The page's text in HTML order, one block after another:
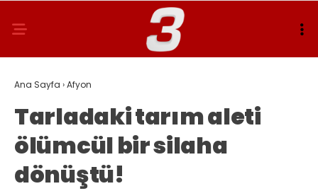
Ana Sayfa ›Afyon
Tarladaki tarım aleti
ölümcül bir silaha
dönüştü!